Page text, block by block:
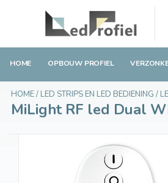
HOME OPBOUW PROFIEL
MiLight RF led
HOME/ LED STRIPS EN LED BEDIENING /
MiLight RF led Dual